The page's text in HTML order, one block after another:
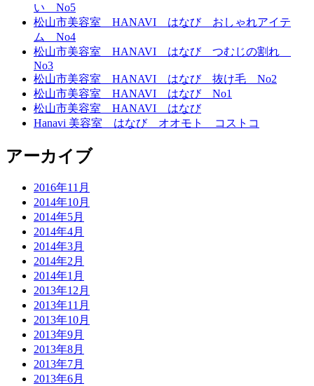
い No5
松山市美容室 HANAVI はなび おしゃれアイテ
ム No4
松山市美容室 HANAVI はなび つむじの割れ
No3
松山市美容室 HANAVI はなび 抜け毛 No2
松山市美容室 HANAVI はなび No1
松山市美容室 HANAVI はなび
Hanavi 美容室 はなび オオモト コストコ
アーカイブ
2016年11月
2014年10月
2014年5月
2014年4月
2014年3月
2014年2月
2014年1月
2013年12月
2013年11月
2013年10月
2013年9月
2013年8月
2013年7月
2013年6月